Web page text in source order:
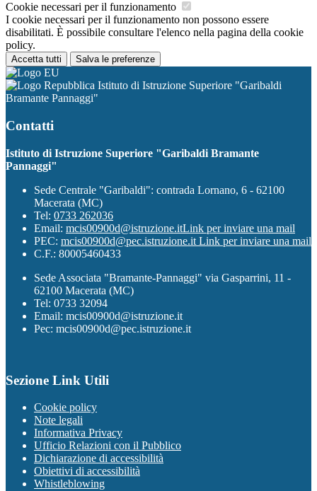
Cookie necessari per il funzionamento
I cookie necessari per il funzionamento non possono essere
disabilitati. È possibile consultare l'elenco nella pagina della cookie
policy.
Accetta tutti Salva le preferenze
Istituto di Istruzione Superiore "Garibaldi
Bramante Pannaggi"
Contatti
Istituto di Istruzione Superiore "Garibaldi Bramante
Pannaggi"
Sede Centrale "Garibaldi": contrada Lornano, 6 - 62100
Macerata (MC)
Tel: 0733 262036
Email: mcis00900d@istruzione.itLink per inviare una mail
PEC: mcis00900d@pec.istruzione.it Link per inviare una mail
C.F.: 80005460433
Sede Associata "Bramante-Pannaggi" via Gasparrini, 11 -
62100 Macerata (MC)
Tel: 0733 32094
Email: mcis00900d@istruzione.it
Pec: mcis00900d@pec.istruzione.it
Sezione Link Utili
Cookie policy
Note legali
Informativa Privacy
Ufficio Relazioni con il Pubblico
Dichiarazione di accessibilità
Obiettivi di accessibilità
Whistleblowing